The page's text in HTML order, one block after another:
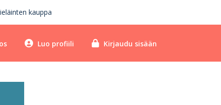
kauppa
Luo profiili Kirjaudu sisään